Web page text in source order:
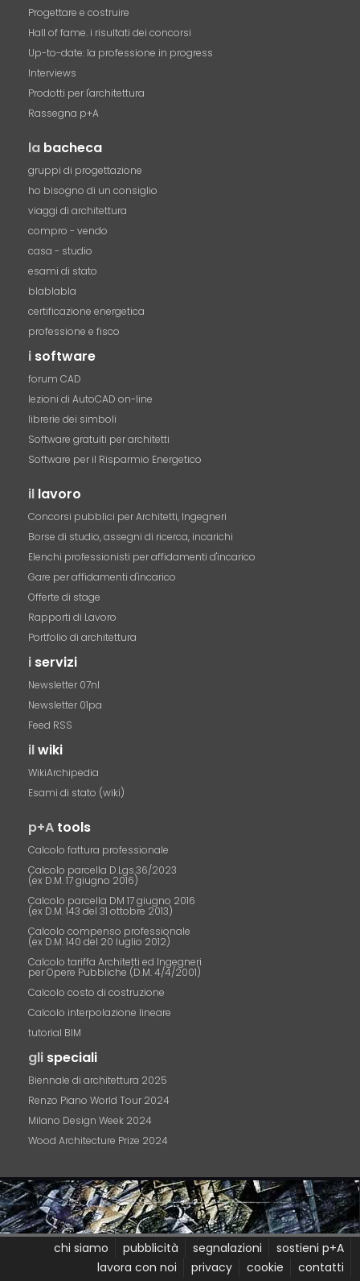
Progettare e costruire
Hall of fame. i risultati dei concorsi
Up-to-date: la professione in progress
Interviews
Prodotti per l'architettura
Rassegna p+A
la bacheca
gruppi di progettazione
ho bisogno di un consiglio
viaggi di architettura
compro - vendo
casa - studio
esami di stato
blablabla
certificazione energetica
professione e fisco
i software
forum CAD
lezioni di AutoCAD on-line
librerie dei simboli
Software gratuiti per architetti
Software per il Risparmio Energetico
il lavoro
Concorsi pubblici per Architetti, Ingegneri
Borse di studio, assegni di ricerca, incarichi
Elenchi professionisti per affidamenti d'incarico
Gare per affidamenti d'incarico
Offerte di stage
Rapporti di Lavoro
Portfolio di architettura
i servizi
Newsletter 07nl
Newsletter 01pa
Feed RSS
ilwiki
WikiArchipedia
Esami di stato (wiki)
p+A tools
Calcolo fattura professionale
Calcolo parcella D.Lgs.36/2023
(ex D.M. 17 giugno 2016)
Calcolo parcella DM 17 giugno 2016
(ex D.M. 143 del 31 ottobre 2013)
Calcolo compenso professionale
(ex D.M. 140 del 20 luglio 2012)
Calcolo tariffa Architetti ed Ingegneri
per Opere Pubbliche (D.M. 4/4/2001)
Calcolo costo di costruzione
Calcolo interpolazione lineare
tutorial BIM
gli speciali
Biennale di architettura 2025
Renzo Piano World Tour 2024
Milano Design Week 2024
Wood Architecture Prize 2024
chi siamo pubblicità segnalazioni
sostieni p+A
lavora con noi
privacy cookie contatti